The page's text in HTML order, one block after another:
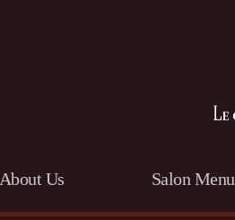
About Us Salon Menu